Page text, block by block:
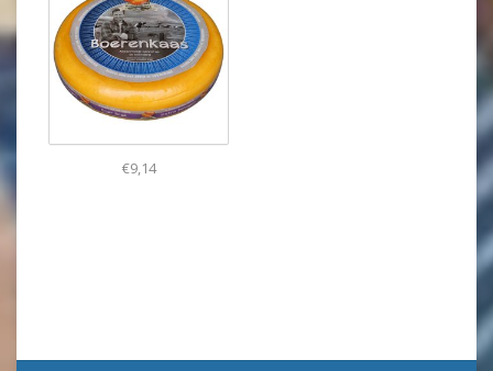
€9,14